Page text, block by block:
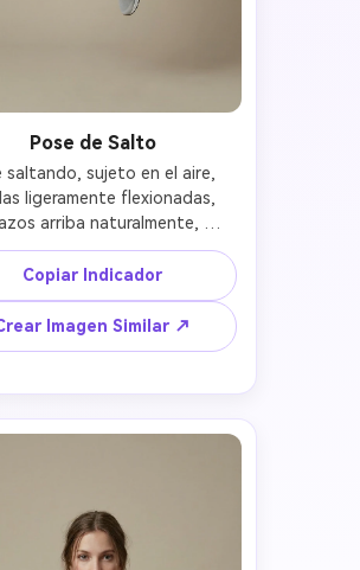
Pose de Salto
saltando, sujeto en el aire,
ligeramente flexionadas,
arriba naturalmente,
enérgico, física corporal
manteniendo rostro y
atuendo originales
Copiar Indicador
Imagen Similar ↗